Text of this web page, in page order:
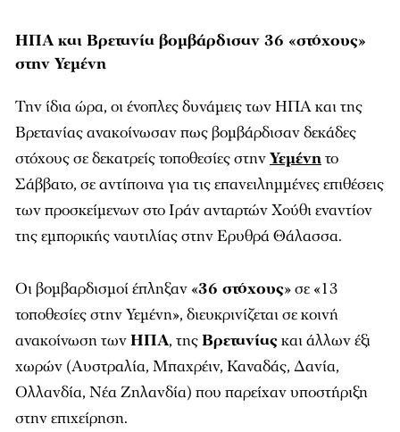
ΗΠΑ και Βρετανία βομβάρδισαν 36 «στόχους»
στην Υεμένη
Την ίδια ώρα, οι ένοπλες δυνάμεις των ΗΠΑ και της
Βρετανίας ανακοίνωσαν πως βομβάρδισαν δεκάδες
στόχους σε δεκατρείς τοποθεσίες στηνΥεμένητο
Σάββατο, σε αντίποινα για τις επανειλημμένες επιθέσεις
των προσκείμενων στο Ιράν ανταρτών Χούθι εναντίον
της εμπορικής ναυτιλίας στην Ερυθρά Θάλασσα.
Οι βομβαρδισμοί έπληξαν «36 στόχους» σε «13
τοποθεσίες στην Υεμένη», διευκρινίζεται σε κοινή
ανακοίνωση τωνΗΠΑ, τηςΒρετανίαςκαι άλλων έξι
χωρών (Αυστραλία, Μπαχρέιν, Καναδάς, Δανία,
Ολλανδία, Νέα Ζηλανδία) που παρείχαν υποστήριξη
στην επιχείρηση.